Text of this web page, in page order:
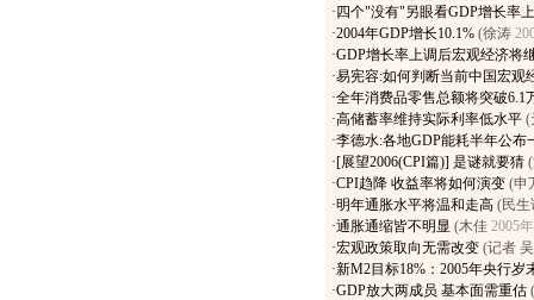
· 四个"没有"另眼看GDP增长率
·2004年GDP增长10.1% (徐涛
·GDP增长率上调后宏观经济将
·易宪容:如何判断当前中国宏观
·全年消费品零售总额将突破6.1
·高储蓄率维持实际利率低水平 (
·李德水:各地GDP能耗半年公布
·[展望2006(CPI篇)] 是谜就要猜
·CPI趋降 收益率将如何演变 (申
·明年通胀水平将温和走高 (民
·通胀通缩皆不明显 (木佳 2005
·宏观政策取向无需改变 (记者
·新M2目标18%：2005年央行岁
·GDP放大两成员 基本面需重估